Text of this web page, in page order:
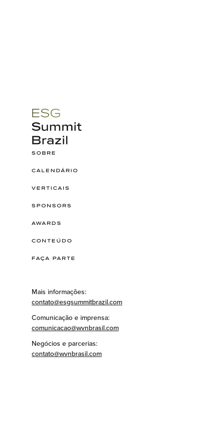
SOBRE
CALENDÁRIO
VERTICAIS
SPONSORS
AWARDS
CONTEÚDO
FAÇA PARTE
Mais informações:
contato@esgsummitbrazil.com
Comunicação e imprensa:
comunicacao@wvnbrasil.com
Negócios e parcerias:
contato@wvnbrasil.com